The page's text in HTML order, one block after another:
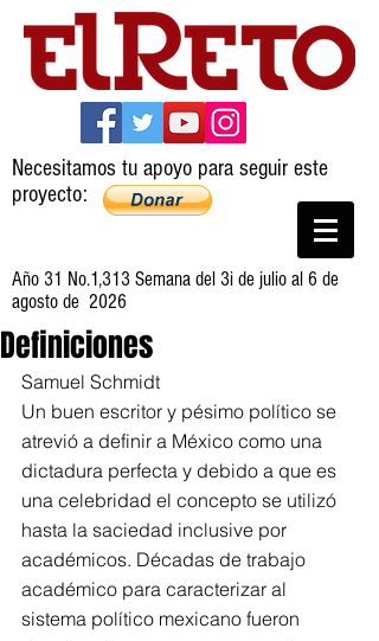
Necesitamos tu apoyo para seguir este
proyecto:
Año 31 No.1,313 Semana del 3i de julio al 6 de
agosto de 2026
Definiciones
Samuel Schmidt
Un buen escritor y pésimo político se
atrevió a definir a México como una
dictadura perfecta y debido a que es
una celebridad el concepto se utilizó
hasta la saciedad inclusive por
académicos. Décadas de trabajo
académico para caracterizar al
sistema político mexicano fueron